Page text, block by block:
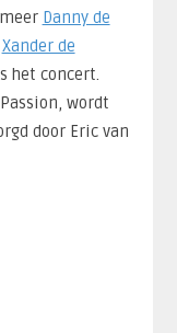
Danny de
Xander de
het concert.
wordt
door Eric van